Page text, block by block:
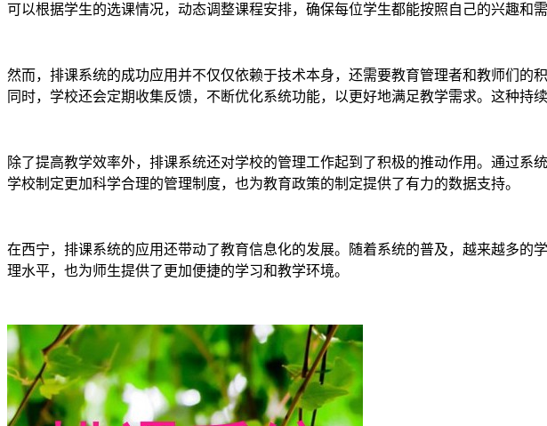
可以根据学生的选课情况，动态调整课程安排，确保每位学生都能按照自己的兴趣和
然而，排课系统的成功应用并不仅仅依赖于技术本身，还需要教育管理者和教师们的
同时，学校还会定期收集反馈，不断优化系统功能，以更好地满足教学需求。这种持
除了提高教学效率外，排课系统还对学校的管理工作起到了积极的推动作用。通过系
学校制定更加科学合理的管理制度，也为教育政策的制定提供了有力的数据支持。
在西宁，排课系统的应用还带动了教育信息化的发展。随着系统的普及，越来越多
理水平，也为师生提供了更加便捷的学习和教学环境。